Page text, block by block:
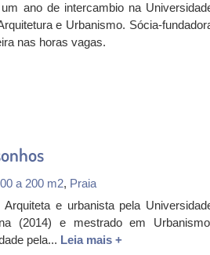
ano de intercambio na
e Urbanismo. Sócia-
nas horas vagas.
a 200 m2, Praia
e urbanista pela
(2014) e mestrado em
pela... Leia mais +